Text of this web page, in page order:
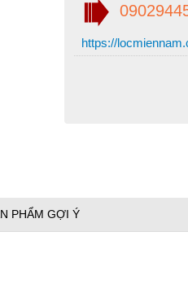
https://
PHẨM GỢI Ý